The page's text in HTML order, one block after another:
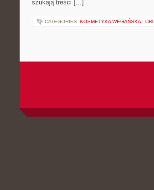
szukają treści […]
CATEGORIES: KOSMETYKA WEGAŃSKA I